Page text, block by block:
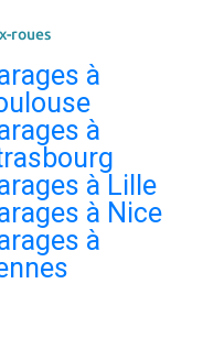
roues
à
à
à Lille
à Nice
à